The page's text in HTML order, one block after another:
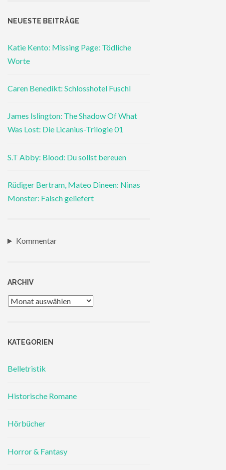
NEUESTE BEITRÄGE
Katie Kento: Missing Page: Tödliche
Worte
Caren Benedikt: Schlosshotel Fuschl
James Islington: The Shadow Of What
Was Lost: Die Licanius-Trilogie 01
S.T Abby: Blood: Du sollst bereuen
Rüdiger Bertram, Mateo Dineen: Ninas
Monster: Falsch geliefert
Kommentar
ARCHIV
Archiv
KATEGORIEN
Belletristik
Historische Romane
Hörbücher
Horror & Fantasy